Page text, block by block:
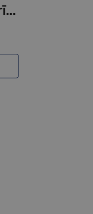
Proektora lukturītis - rozā